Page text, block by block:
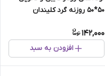
۵۰*۵۰ روزنه گرد کلیندان
142,000
افزودن به سبد